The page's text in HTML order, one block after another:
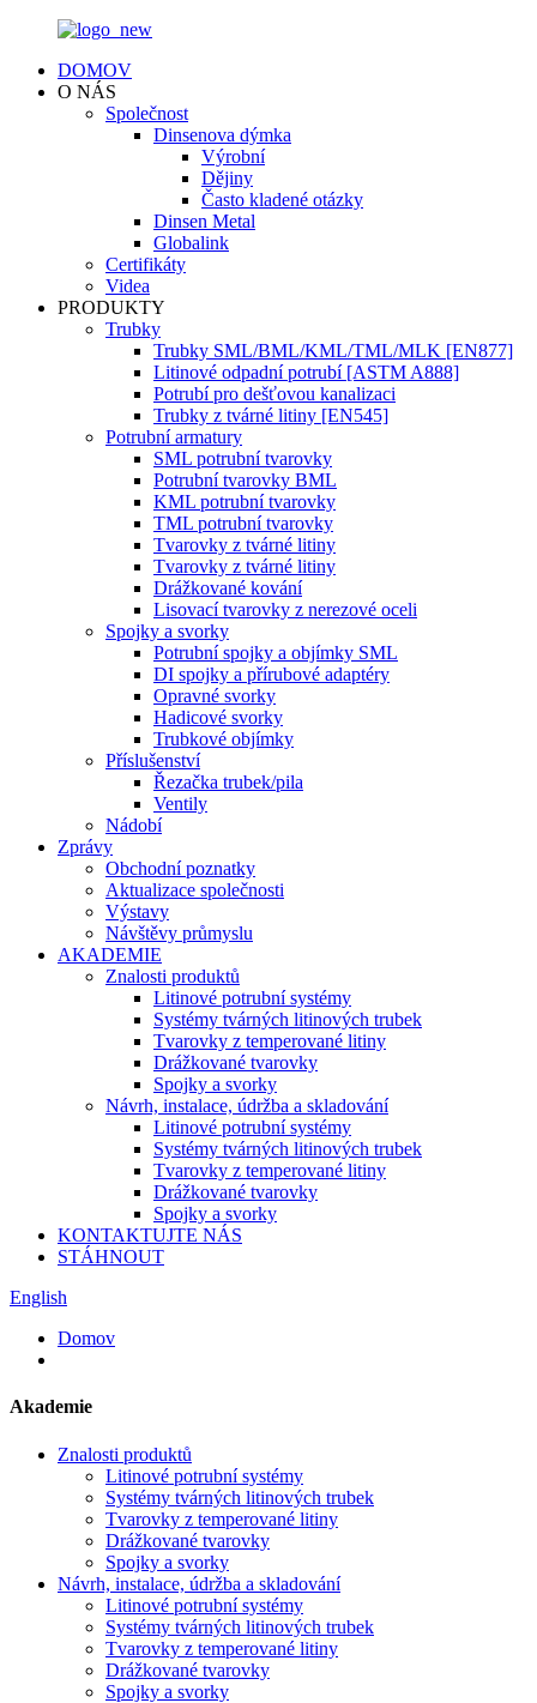
DOMOV
O NÁS
Společnost
Dinsenova dýmka
Výrobní
Dějiny
Často kladené otázky
Dinsen Metal
Globalink
Certifikáty
Videa
PRODUKTY
Trubky
Trubky SML/BML/KML/TML/MLK [EN877]
Litinové odpadní potrubí [ASTM A888]
Potrubí pro dešťovou kanalizaci
Trubky z tvárné litiny [EN545]
Potrubní armatury
SML potrubní tvarovky
Potrubní tvarovky BML
KML potrubní tvarovky
TML potrubní tvarovky
Tvarovky z tvárné litiny
Tvarovky z tvárné litiny
Drážkované kování
Lisovací tvarovky z nerezové oceli
Spojky a svorky
Potrubní spojky a objímky SML
DI spojky a přírubové adaptéry
Opravné svorky
Hadicové svorky
Trubkové objímky
Příslušenství
Řezačka trubek/pila
Ventily
Nádobí
Zprávy
Obchodní poznatky
Aktualizace společnosti
Výstavy
Návštěvy průmyslu
AKADEMIE
Znalosti produktů
Litinové potrubní systémy
Systémy tvárných litinových trubek
Tvarovky z temperované litiny
Drážkované tvarovky
Spojky a svorky
Návrh, instalace, údržba a skladování
Litinové potrubní systémy
Systémy tvárných litinových trubek
Tvarovky z temperované litiny
Drážkované tvarovky
Spojky a svorky
KONTAKTUJTE NÁS
STÁHNOUT
English
Domov
Akademie
Znalosti produktů
Litinové potrubní systémy
Systémy tvárných litinových trubek
Tvarovky z temperované litiny
Drážkované tvarovky
Spojky a svorky
Návrh, instalace, údržba a skladování
Litinové potrubní systémy
Systémy tvárných litinových trubek
Tvarovky z temperované litiny
Drážkované tvarovky
Spojky a svorky